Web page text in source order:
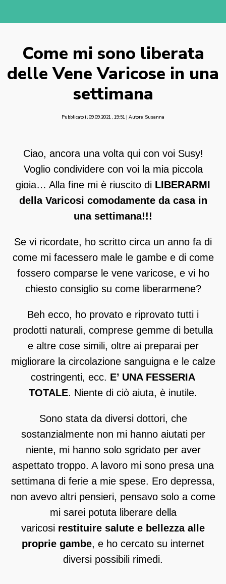
Come mi sono liberata
delle Vene Varicose in una
settimana
Pubblicato il 09.09.2021 , 19:51 | Autore: Susanna
Ciao, ancora una volta qui con voi Susy!
Voglio condividere con voi la mia piccola
gioia… Alla fine mi è riuscito di LIBERARMI
della Varicosi comodamente da casa in
una settimana!!!
Se vi ricordate, ho scritto circa un anno fa di
come mi facessero male le gambe e di come
fossero comparse le vene varicose, e vi ho
chiesto consiglio su come liberarmene?
Beh ecco, ho provato e riprovato tutti i
prodotti naturali, comprese gemme di betulla
e altre cose simili, oltre ai preparai per
migliorare la circolazione sanguigna e le calze
costringenti, ecc. E’ UNA FESSERIA
TOTALE. Niente di ciò aiuta, è inutile.
Sono stata da diversi dottori, che
sostanzialmente non mi hanno aiutati per
niente, mi hanno solo sgridato per aver
aspettato troppo. A lavoro mi sono presa una
settimana di ferie a mie spese. Ero depressa,
non avevo altri pensieri, pensavo solo a come
mi sarei potuta liberare della
varicosi restituire salute e bellezza alle
proprie gambe, e ho cercato su internet
diversi possibili rimedi.